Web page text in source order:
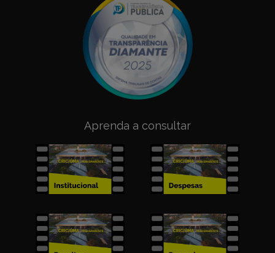
Aprenda a consultar